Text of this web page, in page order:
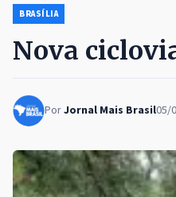
BRASÍLIA
Nova
PorJornal Mais Brasil05/